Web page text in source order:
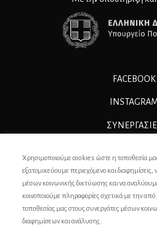
FACEBOOK
Χρησιμοποιούμε cookies ώστε η τοποθεσία
εξατομικεύουμε περιεχόμενο και διαφημίσεις,
μέσων κοινωνικής δικτύωσης και να
κοινοποιούμε πληροφορίες σχετικά με την
τοποθεσίας μας στους συνεργάτες μέσων
διαφημίσεων και ανάλυσης.